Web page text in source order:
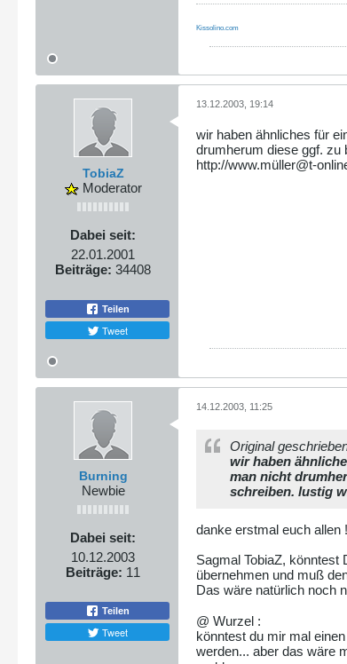
Kissolino.com
TobiaZ
Moderator
Dabei seit:
22.01.2001
Beiträge: 34408
Teilen
Tweet
13.12.2003, 19:14
wir haben ähnliches für
drumherum diese ggf. zu
http://www.müller@t-
Burning
Newbie
Dabei seit:
10.12.2003
Beiträge: 11
Teilen
Tweet
14.12.2003, 11:25
Original
wir haben
man nicht
schreiben. lustig
danke erstmal euch
Sagmal TobiaZ, könntest
übernehmen und muß
Das wäre natürlich noch
@ Wurzel :
könntest du mir mal
werden... aber das wäre